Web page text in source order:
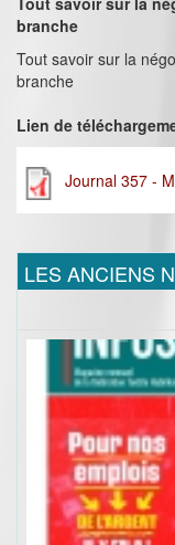
branche
Tout savoir sur la
branche
Lien de
Journal 357 -
LES ANCIENS